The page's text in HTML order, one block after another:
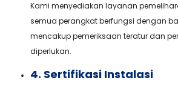
Kami menyediakan layanan
semua perangkat berfungsi dengan
mencakup pemeriksaan teratur dan
diperlukan.
4. Sertifikasi Instalasi